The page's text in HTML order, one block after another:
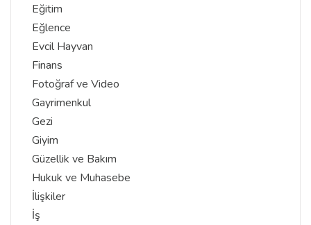
Eğitim
Eğlence
Evcil Hayvan
Finans
Fotoğraf ve Video
Gayrimenkul
Gezi
Giyim
Güzellik ve Bakım
Hukuk ve Muhasebe
İlişkiler
İş